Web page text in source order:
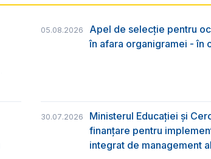
05.08.2026
Apel de selecție pentru
în afara organigramei - în
30.07.2026
Ministerul Educației și
finanțare pentru
integrat de management